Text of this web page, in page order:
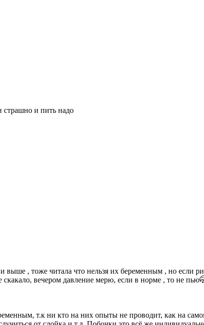
страшно и пить надо
, тоже читала что нельзя их беременным , но если
вечером давление мерю, если в норме , то не
т.к ни кто на них опыты не проводит, как на